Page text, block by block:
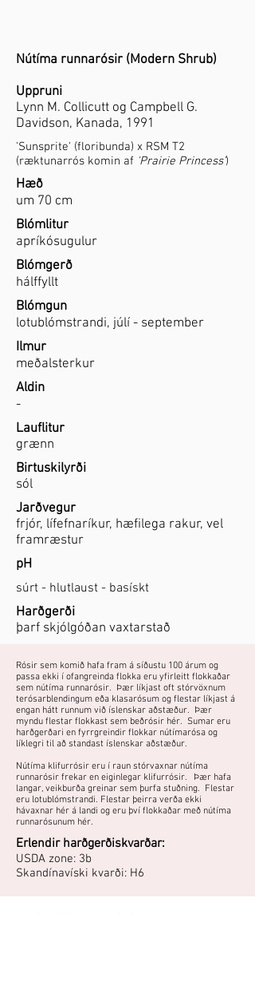
Nútíma runnarósir (Modern Shrub)
Uppruni
Lynn M. Collicutt og Campbell G.
Davidson, Kanada, 1991
'Sunsprite' (floribunda) x RSM T2
(ræktunarrós komin af 'Prairie Princess')
Hæð
um 70 cm
Blómlitur
apríkósugulur
Blómgerð
hálffyllt
Blómgun
lotublómstrandi, júlí - september
Ilmur
meðalsterkur
Aldin
-
Lauflitur
grænn
Birtuskilyrði
sól
Jarðvegur
frjór, lífefnaríkur, hæfilega rakur, vel
framræstur
pH
súrt - hlutlaust - basískt
Harðgerði
þarf skjólgóðan vaxtarstað
Rósir sem komið hafa fram á síðustu 100 árum og
passa ekki í ofangreinda flokka eru yfirleitt flokkaðar
sem nútíma runnarósir. Þær líkjast oft stórvöxnum
terósarblendingum eða klasarósum og flestar líkjast á
engan hátt runnum við íslenskar aðstæður. Þær
myndu flestar flokkast sem beðrósir hér. Sumar eru
harðgerðari en fyrrgreindir flokkar nútímarósa og
líklegri til að standast íslenskar aðstæður.
Nútíma klifurrósir eru í raun stórvaxnar nútíma
runnarósir frekar en eiginlegar klifurrósir. Þær hafa
langar, veikburða greinar sem þurfa stuðning. Flestar
eru lotublómstrandi. Flestar þeirra verða ekki
hávaxnar hér á landi og eru því flokkaðar með nútíma
runnarósunum hér.
Erlendir harðgerðiskvarðar:
USDA zone: 3b
Skandínavíski kvarði: H6